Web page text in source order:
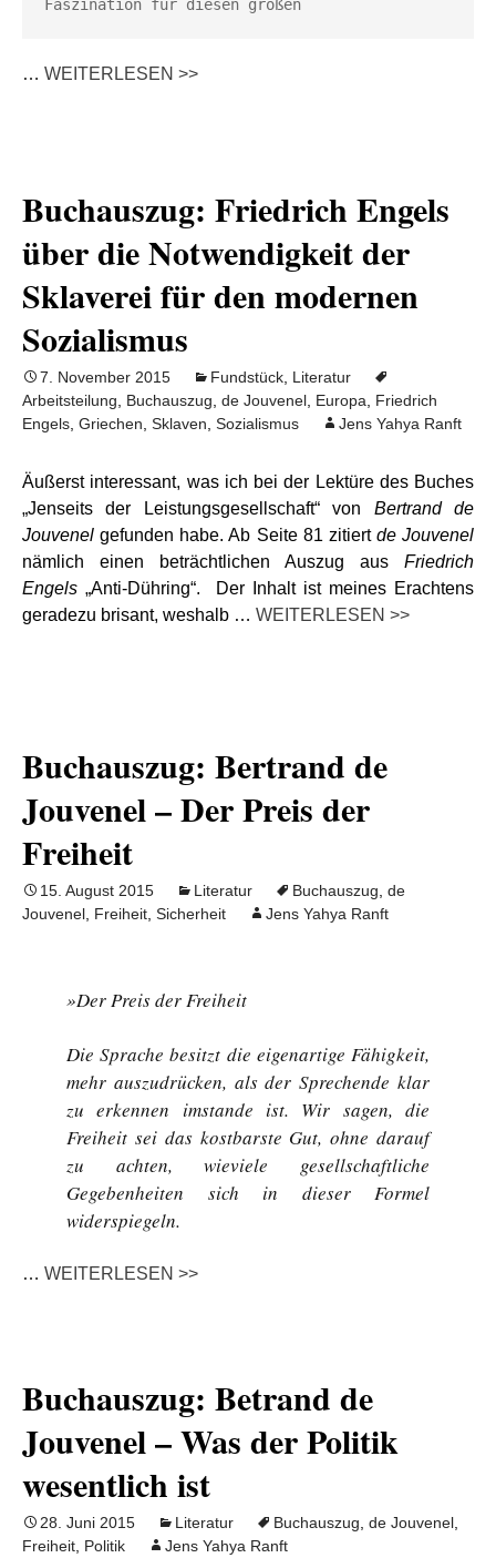
Faszination für diesen großen
… WEITERLESEN >>
Buchauszug: Friedrich Engels
über die Notwendigkeit der
Sklaverei für den modernen
Sozialismus
7. November 2015 Fundstück Literatur
Arbeitsteilung
Buchauszug de Jouvenel Europa
Friedrich
Engels Griechen Sklaven Sozialismus Jens Yahya Ranft
Äußerst interessant, was ich bei der Lektüre des Buches
„Jenseits der Leistungsgesellschaft“ von Bertrand de
Jouvenel gefunden habe. Ab Seite 81 zitiert de Jouvenel
nämlich einen beträchtlichen Auszug aus Friedrich
Engels „Anti-Dühring“. Der Inhalt ist meines Erachtens
geradezu brisant, weshalb … WEITERLESEN >>
Buchauszug: Bertrand de
Jouvenel – Der Preis der
Freiheit
15. August 2015 Literatur Buchauszug de
Jouvenel Freiheit Sicherheit Jens Yahya Ranft
»Der Preis der Freiheit
Die Sprache besitzt die eigenartige Fähigkeit,
mehr auszudrücken, als der Sprechende klar
zu erkennen imstande ist. Wir sagen, die
Freiheit sei das kostbarste Gut, ohne darauf
zu achten, wieviele gesellschaftliche
Gegebenheiten sich in dieser Formel
widerspiegeln.
… WEITERLESEN >>
Buchauszug: Betrand de
Jouvenel – Was der Politik
wesentlich ist
28. Juni 2015 Literatur Buchauszug de Jouvenel
Freiheit Politik Jens Yahya Ranft